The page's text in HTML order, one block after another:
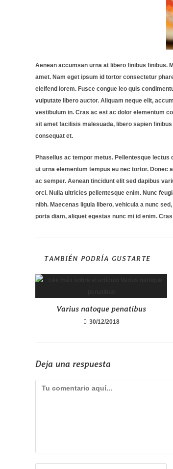
Aenean accumsan urna at libero finibus finibus.
amet. Nam eget ipsum id tortor consectetur
eleifend lorem. Fusce congue leo quis
vulputate libero auctor. Aliquam neque elit,
vestibulum in. Cras ac est ac dolor elementum
sit amet facilisis malesuada, libero sapien
consequat et.
Phasellus ac tempor metus. Pellentesque
ut urna elementum tempus eu nec tortor.
ac semper. Aenean tincidunt elit sed dapibus
orci. Nulla ultricies pellentesque enim. Nunc
nibh. Maecenas ligula libero, vehicula a nunc
porta diam, aliquet egestas nunc mi id enim.
TAMBIÉN PODRÍA GUSTARTE
Varius natoque penatibus
30/12/2018
Deja una respuesta